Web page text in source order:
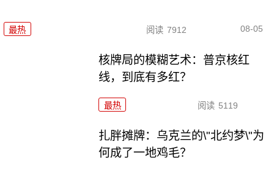
最热 阅读 7912 08-05
核牌局的模糊艺术：普京核红
线，到底有多红？
最热 阅读 5119
扎胖摊牌：乌克兰的\"北约梦\"为
何成了一地鸡毛？